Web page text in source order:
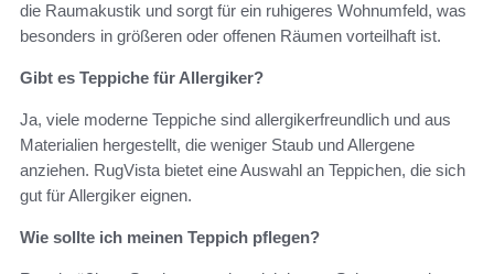
die Raumakustik und sorgt für ein ruhigeres Wohnumfeld, was
besonders in größeren oder offenen Räumen vorteilhaft ist.
Gibt es Teppiche für Allergiker?
Ja, viele moderne Teppiche sind allergikerfreundlich und aus
Materialien hergestellt, die weniger Staub und Allergene
anziehen. RugVista bietet eine Auswahl an Teppichen, die sich
gut für Allergiker eignen.
Wie sollte ich meinen Teppich pflegen?